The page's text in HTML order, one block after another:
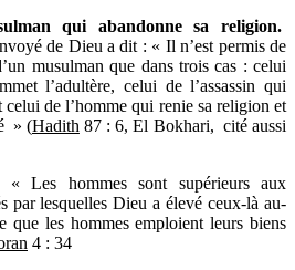
qui abandonne sa religion.
de Dieu a dit : « Il n’est permis de
musulman que dans trois cas : celui
l’adultère, celui de l’assassin qui
de l’homme qui renie sa religion et
» (Hadith87 : 6, El Bokhari, cité aussi
« Les hommes sont supérieurs aux
par lesquelles Dieu a élevé ceux-là au-
que les hommes emploient leurs biens
4 : 34